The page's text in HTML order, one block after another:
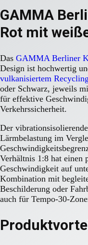
GAMMA
Rot mit
Das GAMMA Berliner
Design ist hochwertig
vulkanisiertem
oder Schwarz, jeweils
für effektive
Verkehrssicherheit.
Der
Lärmbelastung im
Verhältnis 1:8 hat einen
Geschwindigkeit auf
Kombination mit
Beschilderung oder
auch für Tempo-30-